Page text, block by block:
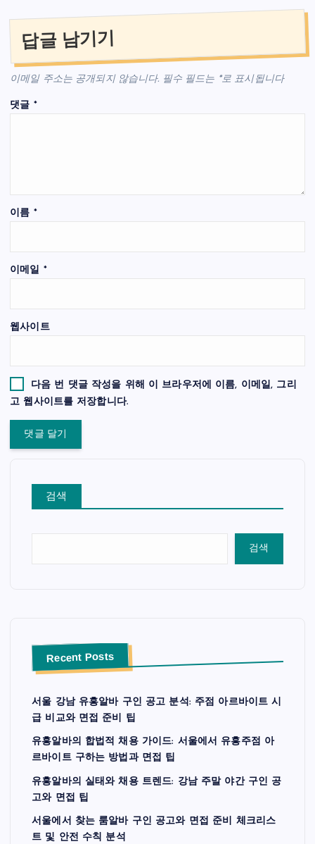
답글 남기기
이메일 주소는 공개되지 않습니다. 필수 필드는 *로 표시됩니다
댓글 *
이름 *
이메일 *
웹사이트
다음 번 댓글 작성을 위해 이 브라우저에 이름, 이메일, 그리
고 웹사이트를 저장합니다.
검색
검색
Recent Posts
서울 강남 유흥알바 구인 공고 분석: 주점 아르바이트 시
급 비교와 면접 준비 팁
유흥알바의 합법적 채용 가이드: 서울에서 유흥주점 아
르바이트 구하는 방법과 면접 팁
유흥알바의 실태와 채용 트렌드: 강남 주말 야간 구인 공
고와 면접 팁
서울에서 찾는 룸알바 구인 공고와 면접 준비 체크리스
트 및 안전 수칙 분석